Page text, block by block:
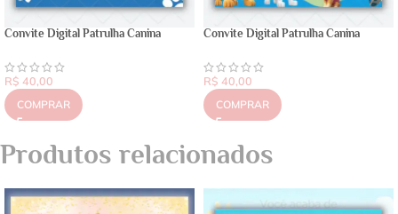
Convite Digital Patrulha Canina
R$ 40,00
COMPRAR
Convite Digital Patrulha Canina
R$ 40,00
COMPRAR
Produtos relacionados